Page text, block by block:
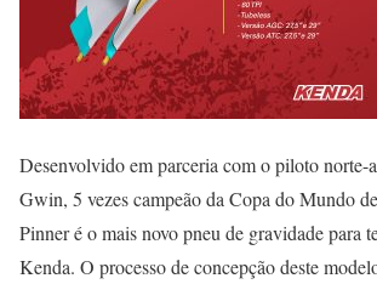
Desenvolvido em parceria com o piloto norte-
Gwin, 5 vezes campeão da Copa do Mundo
Pinner é o mais novo pneu de gravidade para
Kenda. O processo de concepção deste